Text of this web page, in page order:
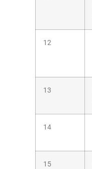
12
13
14
15